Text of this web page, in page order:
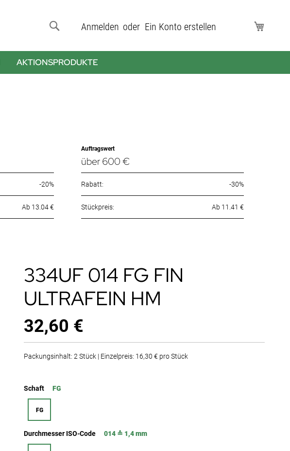
Direkt
Inhalt
Anmelden Ein Konto erstellen
AKTIONSPRODUKTE
Auftragswert
über 600 €
-20% Rabatt: -30%
Ab 13.04 € Ab 11.41 €
334UF 014 FG FIN
ULTRAFEIN HM
32,60 €
Packungsinhalt: 2 Stück | Einzelpreis: 16,30 € pro Stück
Schaft FG
FG
Durchmesser ISO-Code 014 ≙ 1,4 mm